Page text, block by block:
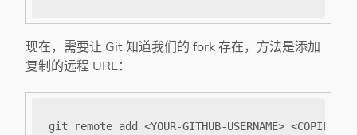
现在，需要让 Git 知道我们的 fork 存在，方法是添加
复制的远程 URL：